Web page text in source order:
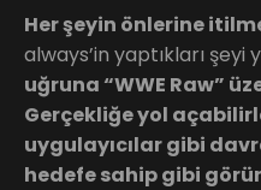
Her şeyin önlerine
always’in yaptıkları şeyi
uğruna “WWE Raw”
Gerçekliğe yol
uygulayıcılar gibi
hedefe sahip gibi